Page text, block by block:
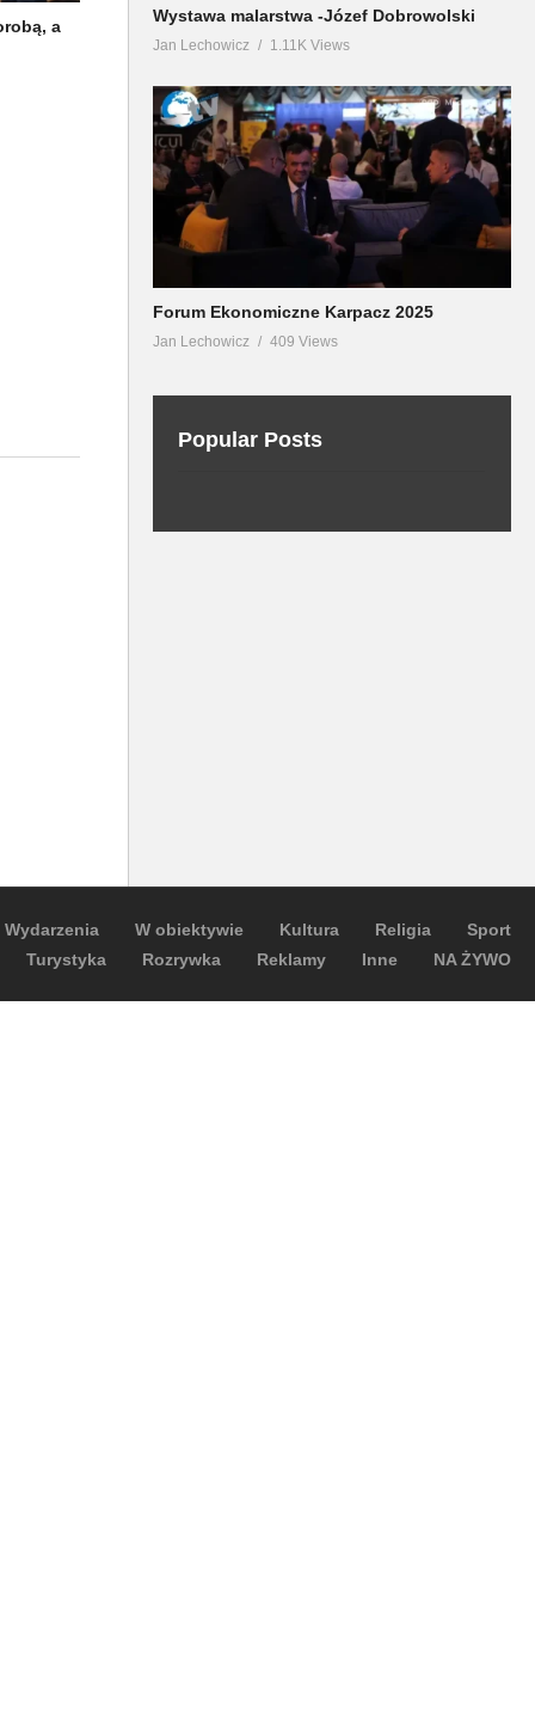
a
Wystawa malarstwa -Józef Dobrowolski
Jan Lechowicz 1.11K Views
Forum Ekonomiczne Karpacz 2025
Jan Lechowicz 409 Views
Popular Posts
Wydarzenia W obiektywie Kultura Religia
Sport
Turystyka
Rozrywka Reklamy Inne NA ŻYWO